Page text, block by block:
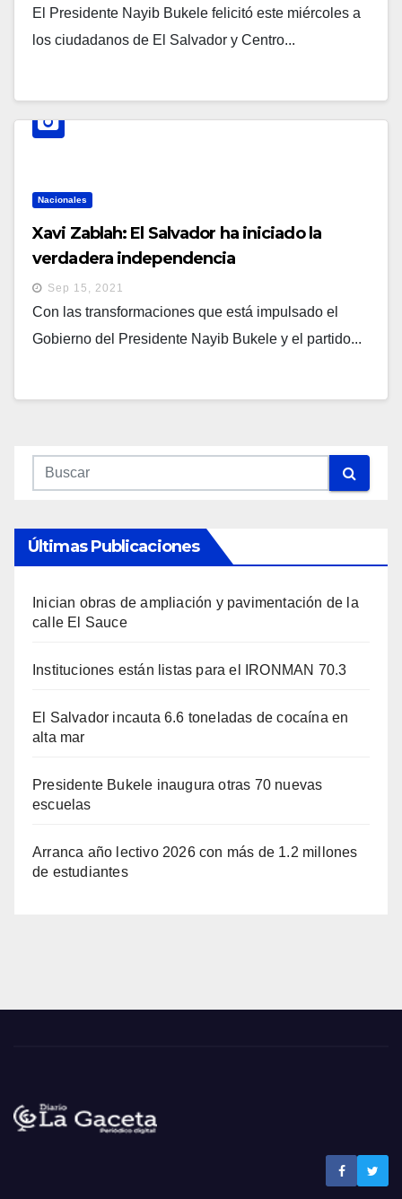
El Presidente Nayib Bukele felicitó este miércoles a
los ciudadanos de El Salvador y Centro...
Nacionales
Xavi Zablah: El Salvador ha iniciado la
verdadera independencia
Sep 15, 2021
Con las transformaciones que está impulsado el
Gobierno del Presidente Nayib Bukele y el partido...
Últimas Publicaciones
Inician obras de ampliación y pavimentación de la
calle El Sauce
Instituciones están listas para el IRONMAN 70.3
El Salvador incauta 6.6 toneladas de cocaína en
alta mar
Presidente Bukele inaugura otras 70 nuevas
escuelas
Arranca año lectivo 2026 con más de 1.2 millones
de estudiantes